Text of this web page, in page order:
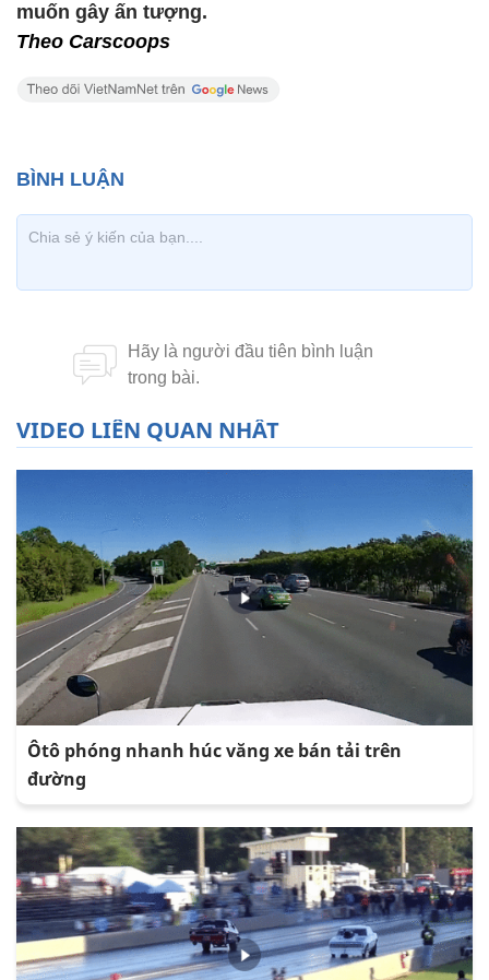
muốn gây ấn tượng.
Theo Carscoops
VIDEO LIÊN QUAN NHẤT
Ôtô phóng nhanh húc văng xe bán tải trên
đường